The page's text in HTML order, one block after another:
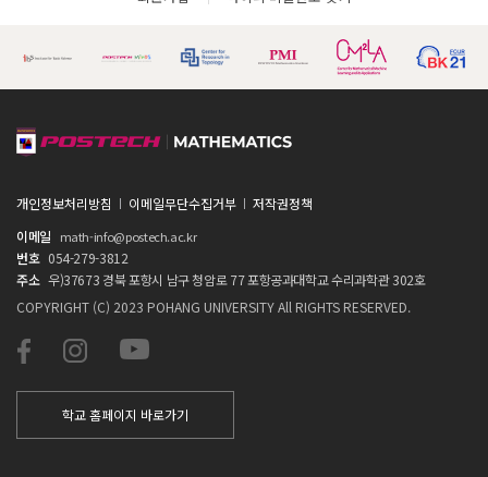
개인정보처리방침 이메일무단수집거부
저작권정책
이메일
math-info@postech.ac.kr
번호 054-279-3812
주소 우)37673 경북 포항시 남구 청암로 77 포항공과대학교 수리과학관 302호
COPYRIGHT (C) 2023 POHANG UNIVERSITY All RIGHTS RESERVED.
학교 홈페이지 바로가기